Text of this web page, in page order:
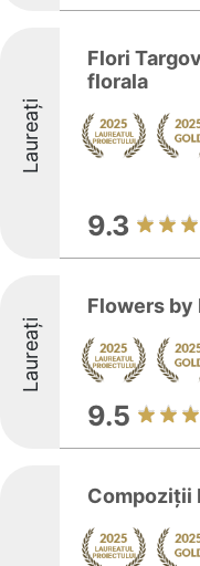
Laureați
Flori
florala
9.3
Laureați
Flowers by
9.5
Compoziții